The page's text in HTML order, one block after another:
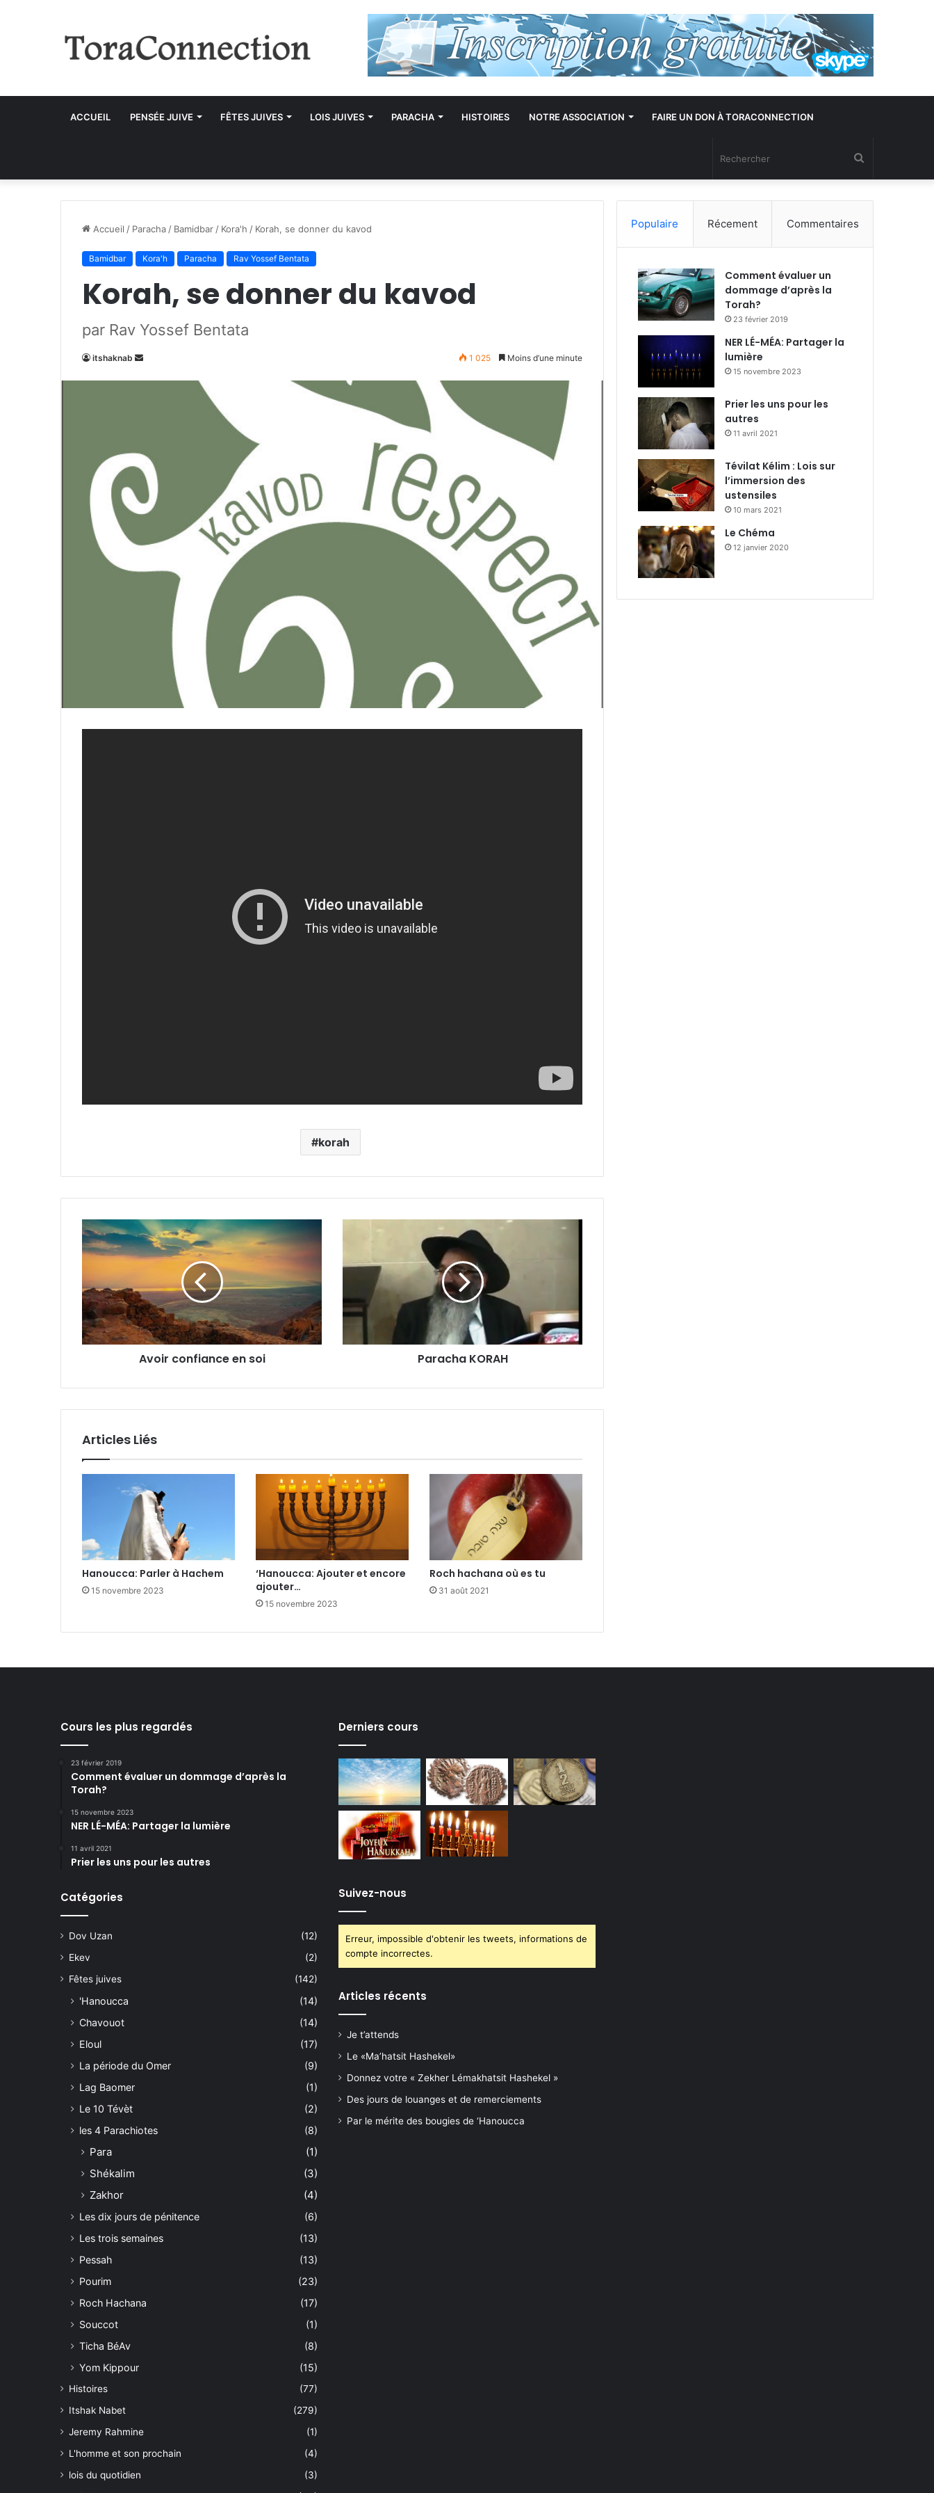
ACCUEIL PENSÉE JUIVE FÊTES JUIVES LOIS JUIVES PARACHA HISTOIRES NOTRE ASSOCIATION FAIRE UN DON À TORACONNECTION
Accueil / Paracha / Bamidbar / Kora'h / Korah, se donner du kavod
Bamidbar Kora'h Paracha Rav Yossef Bentata
Korah, se donner du kavod
par Rav Yossef Bentata
itshaknab
Envoyer
1 025 Moins d’une minute
korah
Avoir confiance en soi Paracha KORAH
Articles Liés
Hanoucca: Parler à Hachem
15 novembre 2023
‘Hanoucca: Ajouter et encore
ajouter…
15 novembre 2023
Roch hachana où es tu
31 août 2021
Populaire Récement Commentaires
Comment évaluer un
dommage d’après la
Torah?
23 février 2019
NER LÉ-MÉA: Partager la
lumière
15 novembre 2023
Prier les uns pour les
autres
11 avril 2021
Tévilat Kélim : Lois sur
l’immersion des
ustensiles
10 mars 2021
Le Chéma
12 janvier 2020
Cours les plus regardés
23 février 2019
Comment évaluer un dommage d’après la
Torah?
15 novembre 2023
NER LÉ-MÉA: Partager la lumière
11 avril 2021
Prier les uns pour les autres
Catégories
Dov Uzan
(12)
Ekev
(2)
Fêtes juives
(142)
'Hanoucca
(14)
Chavouot
(14)
Eloul
(17)
La période du Omer
(9)
Lag Baomer
(1)
Le 10 Tévèt
(2)
les 4 Parachiotes
(8)
Para
(1)
Shékalim
(3)
Zakhor
(4)
Les dix jours de pénitence
(6)
Les trois semaines
(13)
Pessah
(13)
Pourim
(23)
Roch Hachana
(17)
Souccot
(1)
Ticha BéAv
(8)
Yom Kippour
(15)
Histoires
(77)
Itshak Nabet
(279)
Jeremy Rahmine
(1)
L'homme et son prochain
(4)
lois du quotidien
(3)
Derniers cours
Suivez-nous
Erreur, impossible d'obtenir les tweets, informations de
compte incorrectes.
Articles récents
Je t’attends
Le «Ma’hatsit Hashekel»
Donnez votre « Zekher Lémakhatsit Hashekel »
Des jours de louanges et de remerciements
Par le mérite des bougies de ‘Hanoucca